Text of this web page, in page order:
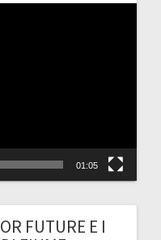
01:05
FUTURE E I